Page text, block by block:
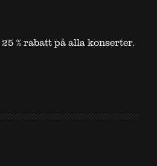
% rabatt på alla konserter.